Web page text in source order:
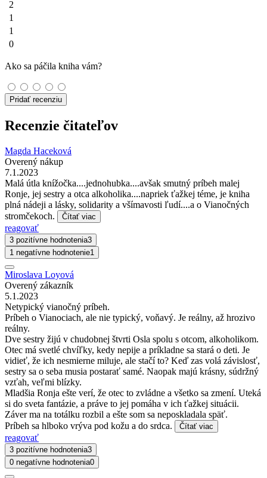
2
1
1
0
Ako sa páčila kniha vám?
Pridať recenziu
Recenzie čitateľov
Magda Haceková
Overený nákup
7.1.2023
Malá útla knížočka....jednohubka....avšak smutný príbeh malej
Ronje, jej sestry a otca alkoholika....napriek ťažkej téme, je kniha
plná nádeji a lásky, solidarity a všímavosti ľudí....a o Vianočných
stromčekoch.
Čítať viac
reagovať
3 pozitívne hodnotenia3
1 negatívne hodnotenie1
Miroslava Loyová
Overený zákazník
5.1.2023
Netypický vianočný príbeh.
Príbeh o Vianociach, ale nie typický, voňavý. Je reálny, až hrozivo
reálny.
Dve sestry žijú v chudobnej štvrti Osla spolu s otcom, alkoholikom.
Otec má svetlé chvíľky, kedy nepije a príkladne sa stará o deti. Je
vidieť, že ich nesmierne miluje, ale stačí to? Keď zas volá závislosť,
sestry sa o seba musia postarať samé. Naopak majú krásny, súdržný
vzťah, veľmi blízky.
Mladšia Ronja ešte verí, že otec to zvládne a všetko sa zmení. Uteká
si do sveta fantázie, a práve to jej pomáha v ich ťažkej situácii.
Záver ma na totálku rozbil a ešte som sa neposkladala späť.
Príbeh sa hlboko vrýva pod kožu a do srdca.
Čítať viac
reagovať
3 pozitívne hodnotenia3
0 negatívne hodnotenia0